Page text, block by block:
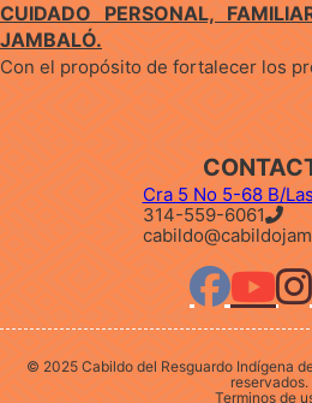
CUIDADO PERSONAL,
JAMBALÓ.
Con el propósito de fortalecer los
Cra 5 No 5-68 B/
314-559-6061
© 2025 Cabildo del Resguardo Indígena
reservados.
Terminos de